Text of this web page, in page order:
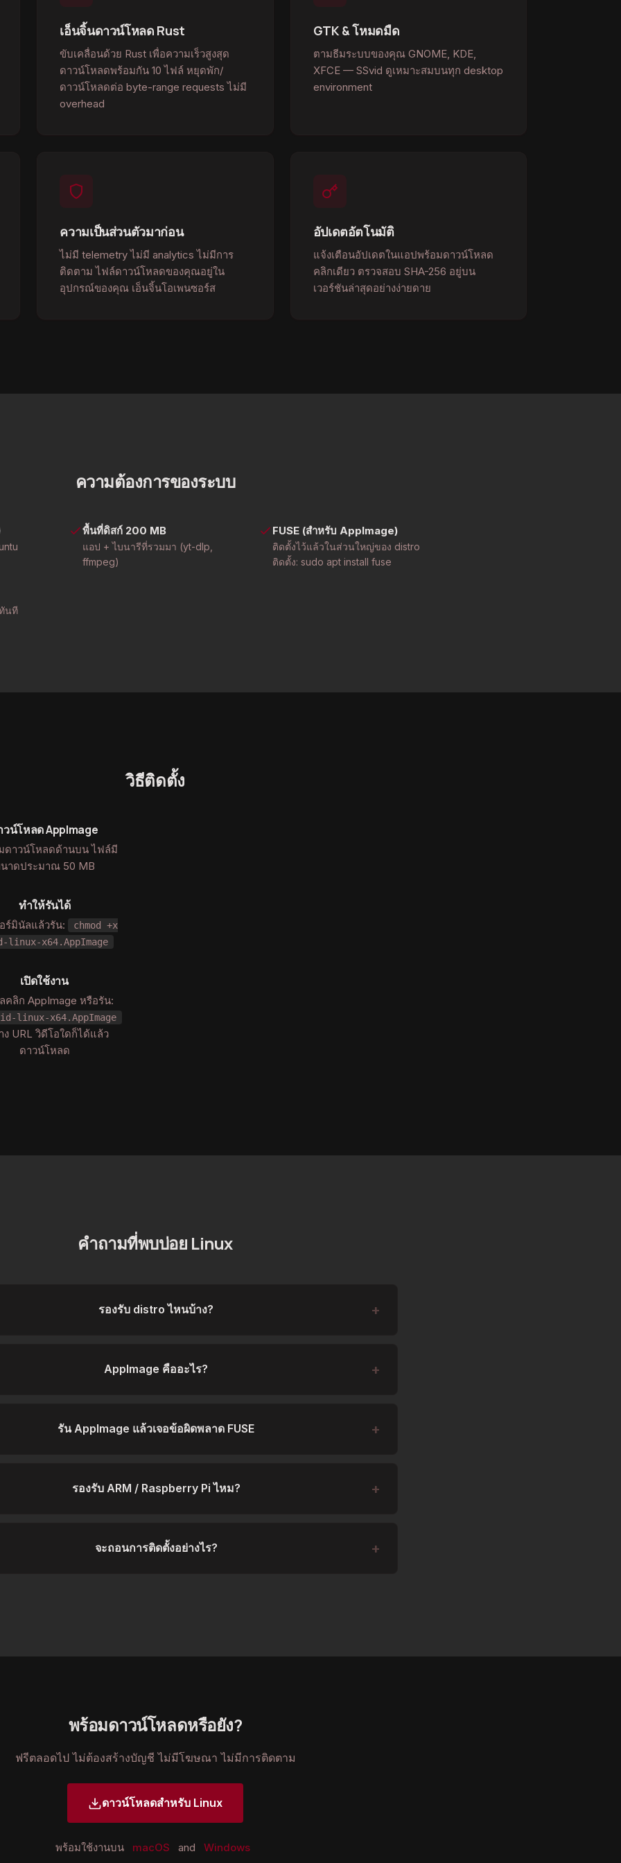
เอ็นจิ้นดาวน์โหลด Rust
ขับเคลื่อนด้วย Rust เพื่อความเร็วสูงสุด
ดาวน์โหลดพร้อมกัน 10 ไฟล์ หยุดพัก/
ดาวน์โหลดต่อ byte-range requests ไม่มี
overhead
GTK & โหมดมืด
ตามธีมระบบของคุณ GNOME, KDE,
XFCE — SSvid ดูเหมาะสมบนทุก desktop
environment
ความเป็นส่วนตัวมาก่อน
ไม่มี telemetry ไม่มี analytics ไม่มีการ
ติดตาม ไฟล์ดาวน์โหลดของคุณอยู่ใน
อุปกรณ์ของคุณ เอ็นจิ้นโอเพนซอร์ส
อัปเดตอัตโนมัติ
แจ้งเตือนอัปเดตในแอปพร้อมดาวน์โหลด
คลิกเดียว ตรวจสอบ SHA-256 อยู่บน
เวอร์ชันล่าสุดอย่างง่ายดาย
ความต้องการของระบบ
พื้นที่ดิสก์ 200 MB
แอป + ไบนารีที่รวมมา (yt-dlp,
ffmpeg)
FUSE (สำหรับ AppImage)
ติดตั้งไว้แล้วในส่วนใหญ่ของ distro
ติดตั้ง: sudo apt install fuse
นที
วิธีติดตั้ง
วน์โหลด AppImage
ดาวน์โหลดด้านบน ไฟล์มี
าดประมาณ 50 MB
ทำให้รันได้
ร์มินัลแล้วรัน:
chmod +x
linux-x64.AppImage
เปิดใช้งาน
คลิก AppImage หรือรัน:
linux-x64.AppImage
URL วิดีโอใดก็ได้แล้ว
ดาวน์โหลด
คำถามที่พบบ่อย Linux
รองรับ distro ไหนบ้าง?
AppImage คืออะไร?
รัน AppImage แล้วเจอข้อผิดพลาด FUSE
รองรับ ARM / Raspberry Pi ไหม?
จะถอนการติดตั้งอย่างไร?
พร้อมดาวน์โหลดหรือยัง?
ฟรีตลอดไป ไม่ต้องสร้างบัญชี ไม่มีโฆษณา ไม่มีการติดตาม
ดาวน์โหลดสำหรับ Linux
พร้อมใช้งานบน macOS and Windows